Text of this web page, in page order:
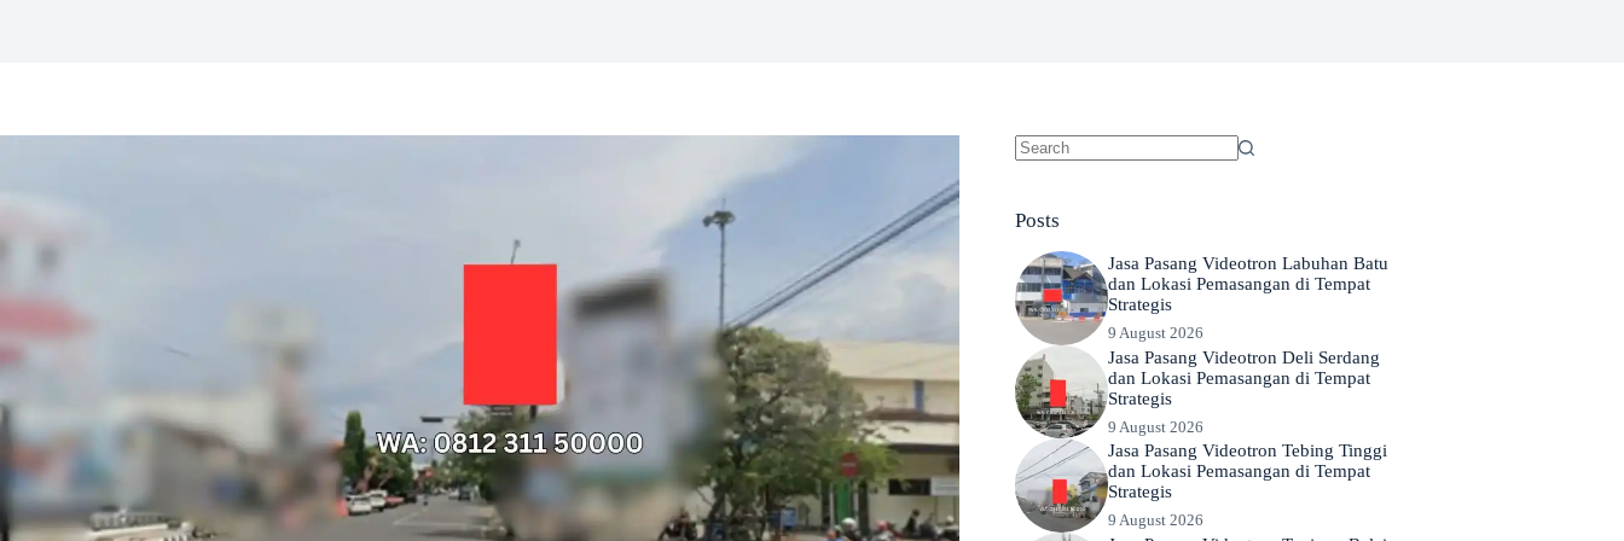
Posts
Jasa Pasang Videotron Labuhan Batu
dan Lokasi Pemasangan di Tempat
Strategis
9 August 2026
Jasa Pasang Videotron Deli Serdang
dan Lokasi Pemasangan di Tempat
Strategis
9 August 2026
Jasa Pasang Videotron Tebing Tinggi
dan Lokasi Pemasangan di Tempat
Strategis
9 August 2026